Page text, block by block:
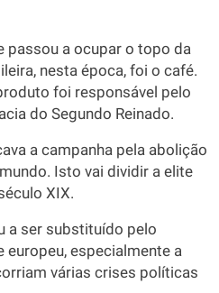
passou a ocupar o topo da
nesta época, foi o café.
foi responsável pelo
do Segundo Reinado.
a campanha pela abolição
Isto vai dividir a elite
XIX.
a ser substituído pelo
especialmente a
várias crises políticas